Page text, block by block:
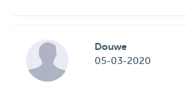
Douwe
05-03-2020